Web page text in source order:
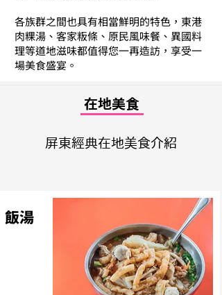
各族群之間也具有相當鮮明的特色，東港
肉粿湯、客家粄條、原民風味餐、異國料
理等道地滋味都值得您一再造訪，享受一
場美食盛宴。
在地美食
屏東經典在地美食介紹
飯湯